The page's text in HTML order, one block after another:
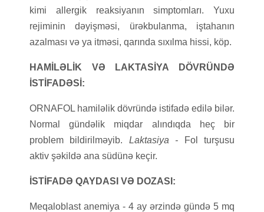
kimi allergik reaksiyanın simptomları. Yuxu
rejiminin dəyişməsi, ürəkbulanma, iştahanın
azalması və ya itməsi, qarında sıxılma hissi, köp.
HAMİLƏLİK VƏ LAKTASİYA DÖVRÜNDƏ
İSTİFADƏSİ:
ORNAFOL hamiləlik dövründə istifadə edilə bilər.
Normal gündəlik miqdar alındıqda heç bir
problem bildirilməyib. Laktasiya -
Fol turşusu
aktiv şəkildə ana südünə keçir.
İSTİFADƏ QAYDASI VƏ DOZASI:
Meqaloblast anemiya - 4 ay ərzində gündə 5 mq